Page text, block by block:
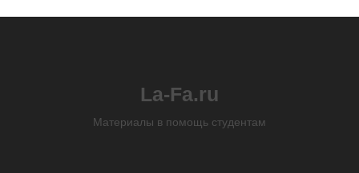
La-Fa.ru
Материалы в помощь студентам